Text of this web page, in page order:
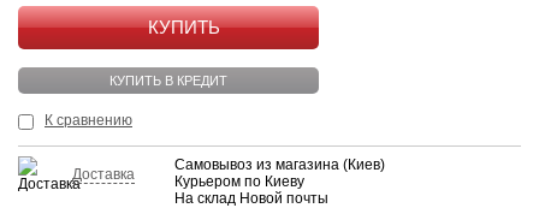
КУПИТЬ
КУПИТЬ В КРЕДИТ
К сравнению
Доставка
Самовывоз из магазина (Киев)
Курьером по Киеву
На склад Новой почты